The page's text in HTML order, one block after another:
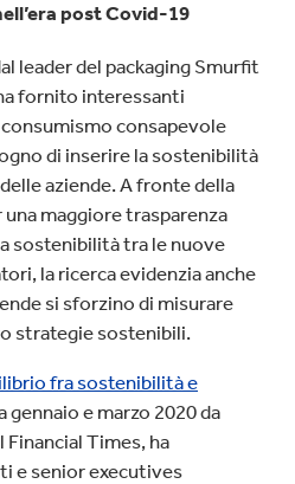
post Covid-19
leader del packaging Smurfit
fornito interessanti
consapevole
di inserire la sostenibilità
aziende. A fronte della
maggiore trasparenza
sostenibilità tra le nuove
la ricerca evidenzia anche
si sforzino di misurare
strategie sostenibili.
fra sostenibilità e
e marzo 2020 da
Times, ha
e senior executives